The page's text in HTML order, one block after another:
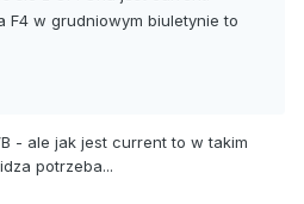
F4 w grudniowym biuletynie to
- ale jak jest current to w takim
potrzeba...